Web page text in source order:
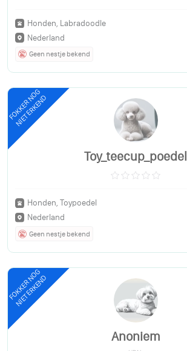
Honden, Labradoodle
Nederland
Geen nestje bekend
FOKKER NOG
NIET ERKEND
Toy_teecup_poedel
Honden, Toypoedel
Nederland
Geen nestje bekend
FOKKER NOG
NIET ERKEND
Anoniem